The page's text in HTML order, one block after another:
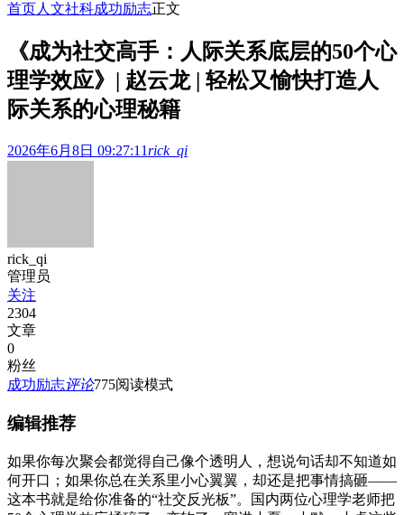
首页人文社科成功励志正文
《成为社交高手：人际关系底层的50个心
理学效应》| 赵云龙 | 轻松又愉快打造人
际关系的心理秘籍
2026年6月8日 09:27:11rick_qi
rick_qi
管理员
关注
2304
文章
0
粉丝
成功励志评论775阅读模式
编辑推荐
如果你每次聚会都觉得自己像个透明人，想说句话却不知道如
何开口；如果你总在关系里小心翼翼，却还是把事情搞砸——
这本书就是给你准备的“社交反光板”。国内两位心理学老师把